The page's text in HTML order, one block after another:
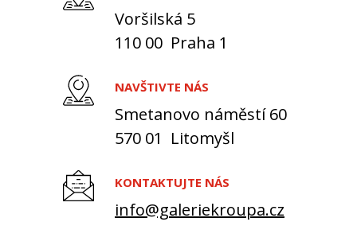
Voršilská 5
110 00 Praha 1
NAVŠTIVTE NÁS
Smetanovo náměstí 60
570 01 Litomyšl
KONTAKTUJTE NÁS
info@galeriekroupa.cz